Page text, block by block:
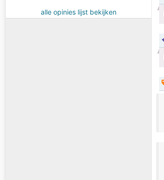
alle opinies lijst bekijken